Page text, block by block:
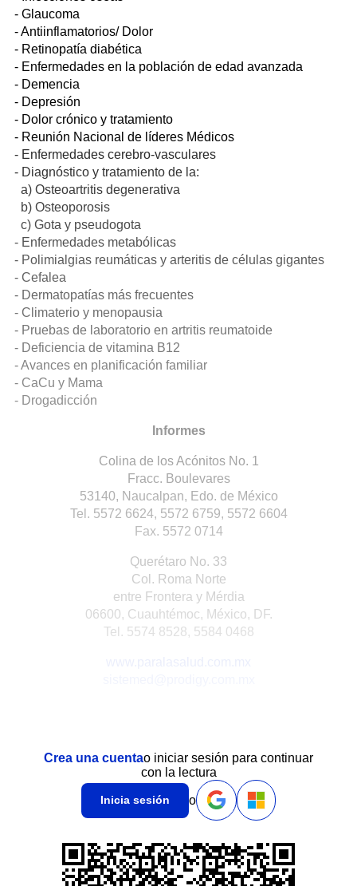
- Glaucoma
- Antiinflamatorios/ Dolor
- Retinopatía diabética
- Enfermedades en la población de edad avanzada
- Demencia
- Depresión
- Dolor crónico y tratamiento
- Reunión Nacional de líderes Médicos
- Enfermedades cerebro-vasculares
- Diagnóstico y tratamiento de la:
a) Osteoartritis degenerativa
b) Osteoporosis
c) Gota y pseudogota
- Enfermedades metabólicas
- Polimialgias reumáticas y arteritis de células gigantes
- Cefalea
- Dermatopatías más frecuentes
- Climaterio y menopausia
- Pruebas de laboratorio en artritis reumatoide
- Deficiencia de vitamina B12
- Avances en planificación familiar
- CaCu y Mama
- Drogadicción
Informes
Colina de los Acónitos No. 1
Fracc. Boulevares
53140, Naucalpan, Edo. de México
Tel. 5572 6624, 5572 6759, 5572 6604
Fax. 5572 0714
Querétaro No. 33
Col. Roma Norte
entre Frontera y Mérdia
06600, Cuauhtémoc, México, DF.
Tel. 5574 8528, 5584 0468
Crea una cuentao iniciar sesión para continuar
con la lectura
Inicia sesión o